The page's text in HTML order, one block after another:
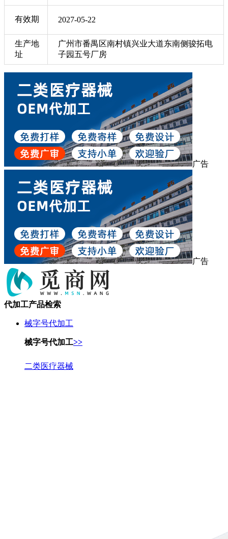
有效期 2027-05-22
生产地
址
广州市番禺区南村镇兴业大道东南侧骏拓电
子园五号厂房
广告
广告
代加工产品检索
械字号代加工
械字号代加工>>
二类医疗器械